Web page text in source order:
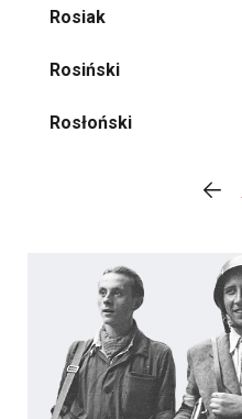
Rosiak
Rosiński
Rosłoński